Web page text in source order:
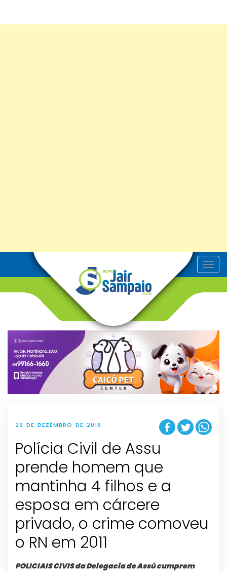
T
o
v
g
t
i
o
n
29 DE DEZEMBRO DE 2016
Polícia Civil de Assu
prende homem que
mantinha 4 filhos e a
esposa em cárcere
privado, o crime comoveu
o RN em 2011
POLICIAIS CIVIS da Delegacia de Assú cumprem